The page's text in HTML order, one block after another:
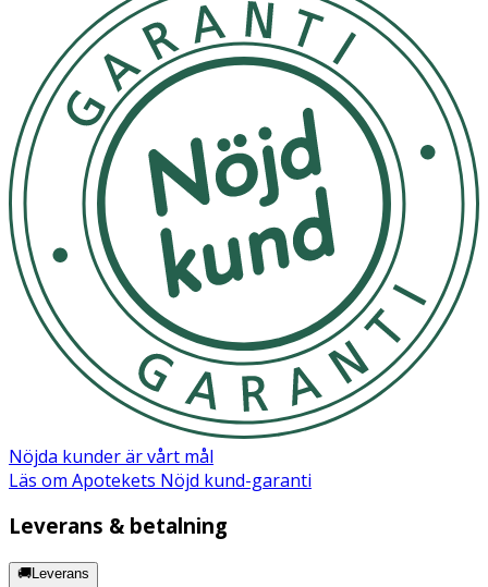
Nöjda kunder är vårt mål
Läs om Apotekets Nöjd kund-garanti
Leverans & betalning
🚚Leverans